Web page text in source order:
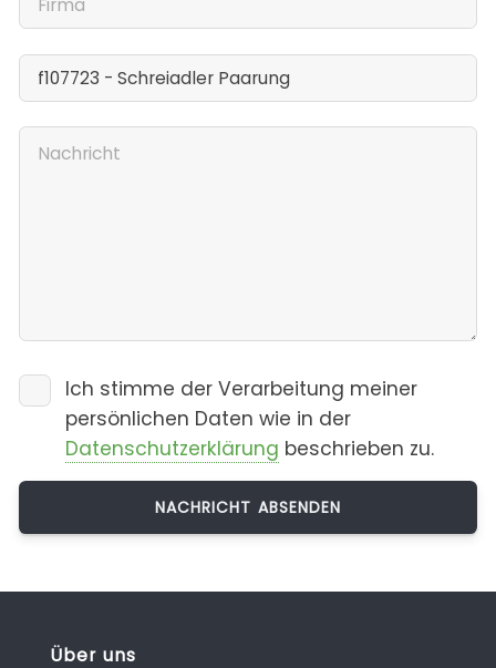
Ich stimme der Verarbeitung meiner
persönlichen Daten wie in der
Datenschutzerklärung beschrieben zu.
Über uns